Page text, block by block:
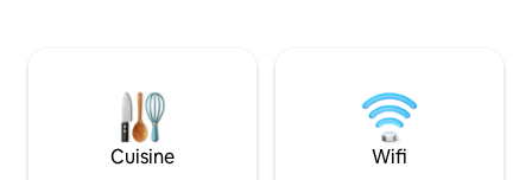
しています。地元の食材を買ってきてお
料理を楽しんだり、食卓を囲んでホーム
パーティーを開くことも可能です。洗練
されたバーカウンターも備わっており、
minutes de
Kawagoe-shi, et
la gare
la rend idéale
Cuisine Wifi